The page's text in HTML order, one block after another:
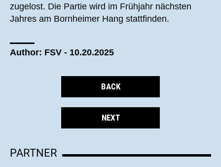
zugelost. Die Partie wird im Frühjahr nächsten
Jahres am Bornheimer Hang stattfinden.
Author: FSV - 10.20.2025
BACK
NEXT
PARTNER